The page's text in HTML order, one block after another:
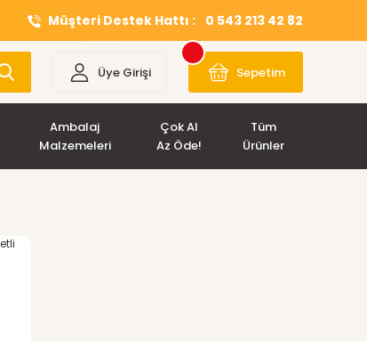
Müşteri Destek Hattı : 0 543 213 42 82
Üye Girişi Sepetim
Ambalaj
Malzemeleri
Çok Al
Az Öde!
Tüm
Ürünler